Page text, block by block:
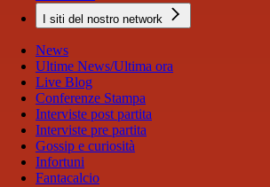
I siti del nostro network
News
Ultime News/Ultima ora
Live Blog
Conferenze Stampa
Interviste post partita
Interviste pre partita
Gossip e curiosità
Infortuni
Fantacalcio